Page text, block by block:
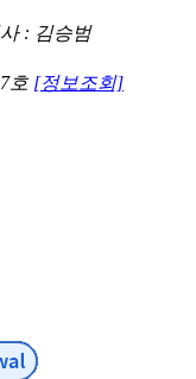
: 김승범
호 [정보조회]